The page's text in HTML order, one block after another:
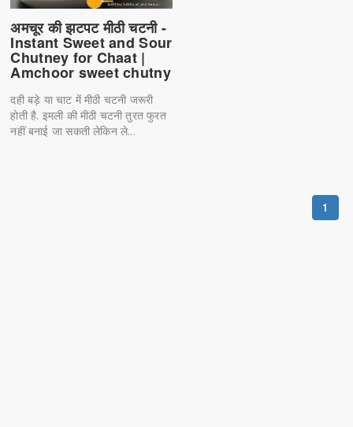
अमचूर की झटपट मीठी चटनी -
Instant Sweet and Sour
Chutney for Chaat |
Amchoor sweet chutny
दही बड़े या चाट में मीठी चटनी जरूरी
होती है. इमली की मीठी चटनी तुरत फुरत
नहीं बनाई जा सकती लेकिन ले...
1